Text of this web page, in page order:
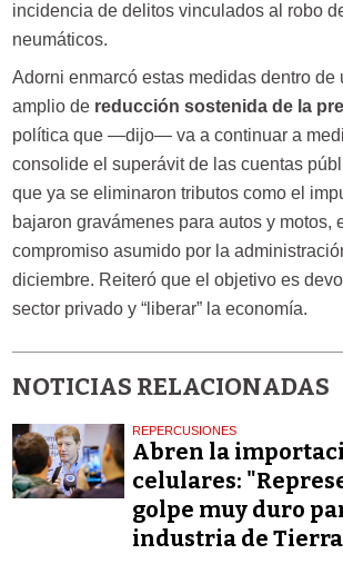
incidencia de delitos vinculados al robo
neumáticos.
Adorni enmarcó estas medidas dentro de
amplio de reducción sostenida de la
política que —dijo— va a continuar a
consolide el superávit de las cuentas
que ya se eliminaron tributos como el
bajaron gravámenes para autos y motos,
compromiso asumido por la
diciembre. Reiteró que el objetivo es
sector privado y “liberar” la economía.
NOTICIAS RELACIONADAS
REPERCUSIONES
Abren la
celulares:
golpe muy duro
industria de Tierra